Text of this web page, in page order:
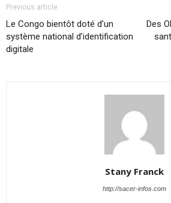
Previous article
Le Congo bientôt doté d’un
système national d’identification
digitale
Des
Stany Franck
http://sacer-infos.com